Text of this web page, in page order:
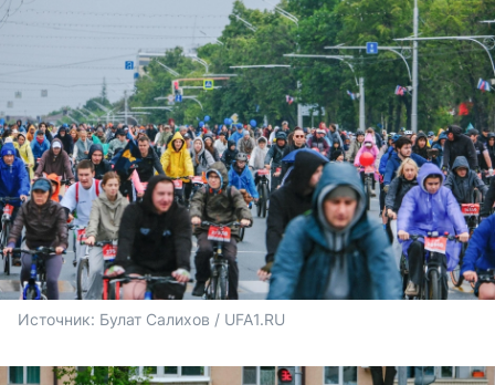
Источник: Булат Салихов / UFA1.RU